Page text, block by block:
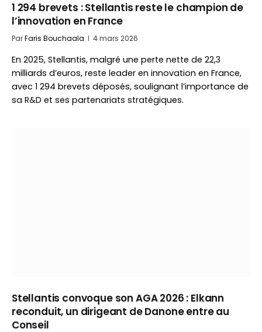
1 294 brevets : Stellantis reste le champion de
l’innovation en France
ParFaris Bouchaala 4 mars 2026
En 2025, Stellantis, malgré une perte nette de 22,3
milliards d’euros, reste leader en innovation en France,
avec 1 294 brevets déposés, soulignant l’importance de
sa R&D et ses partenariats stratégiques.
Stellantis convoque son AGA 2026 : Elkann
reconduit, un dirigeant de Danone entre au
Conseil